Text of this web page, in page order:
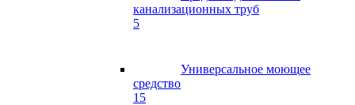
канализационных труб
5
Универсальное моющее
средство
15